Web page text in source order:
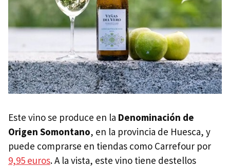
Este vino se produce en la Denominación de
Origen Somontano, en la provincia de Huesca, y
puede comprarse en tiendas como Carrefour por
9,95 euros. A la vista, este vino tiene destellos